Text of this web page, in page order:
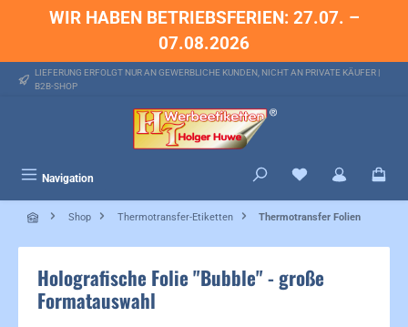
springenWIR HABEN BETRIEBSFERIEN: 27.07. –
07.08.2026
LIEFERUNG ERFOLGT NUR AN GEWERBLICHE KUNDEN, NICHT AN PRIVATE KÄUFER |
B2B-SHOP
Navigation Du hast 0 Produkte
Shop Thermotransfer-Etiketten Thermotransfer Folien
Holografische Folie "Bubble" - große
Formatauswahl